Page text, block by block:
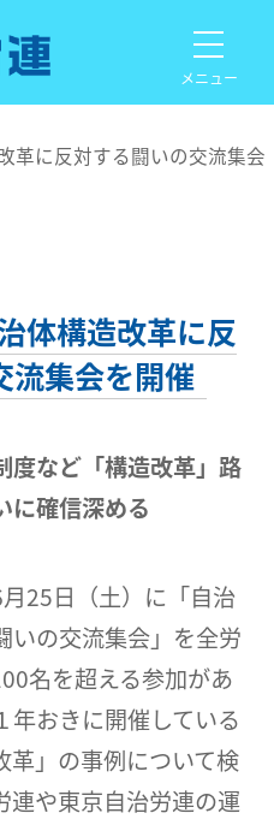
メニュー
革に反対する闘いの交流集会
体構造改革に反
流集会を開催
度など「構造改革」路
に確信深める
25日（土）に「自治
いの交流集会」を全労
名を超える参加があ
年おきに開催している
革」の事例について検
連や東京自治労連の運